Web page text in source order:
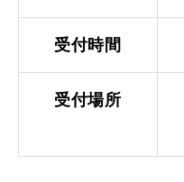
常時メルマガ
受付時間
受付場所